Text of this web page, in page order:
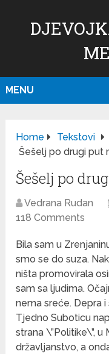
MENU
Home
Tekstovi
Šešelj po drugi put
Šešelj po
Vedrana Rudan
118 Comments
Bila sam u
smo se do suza.
ništa promovirala
sam sa ljudima.
nema sreće. Depra
Tjedno Suboticu
strana \”Politike\”,
državljanstvo, a